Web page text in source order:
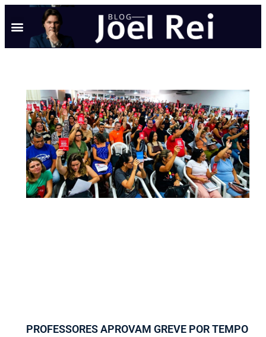
PROFESSORES APROVAM GREVE POR TEMPO